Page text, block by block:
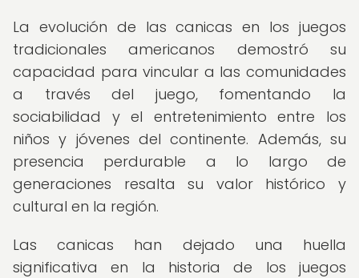
La evolución de las canicas en los juegos
tradicionales americanos demostró su
capacidad para vincular a las comunidades
a través del juego, fomentando la
sociabilidad y el entretenimiento entre los
niños y jóvenes del continente. Además, su
presencia perdurable a lo largo de
generaciones resalta su valor histórico y
cultural en la región.
Las canicas han dejado una huella
significativa en la historia de los juegos